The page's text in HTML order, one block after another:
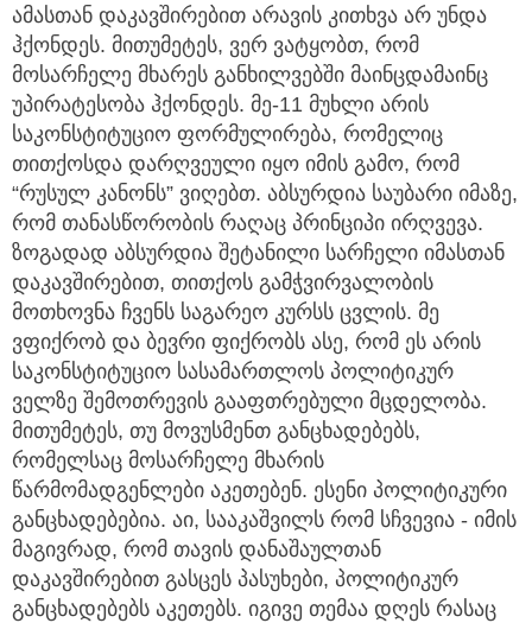
ამასთან დაკავშირებით არავის კითხვა არ უნდა
ჰქონდეს. მითუმეტეს, ვერ ვატყობთ, რომ
მოსარჩელე მხარეს განხილვებში მაინცდამაინც
უპირატესობა ჰქონდეს. მე-11 მუხლი არის
საკონსტიტუციო ფორმულირება, რომელიც
თითქოსდა დარღვეული იყო იმის გამო, რომ
“რუსულ კანონს” ვიღებთ. აბსურდია საუბარი იმაზე,
რომ თანასწორობის რაღაც პრინციპი ირღვევა.
ზოგადად აბსურდია შეტანილი სარჩელი იმასთან
დაკავშირებით, თითქოს გამჭვირვალობის
მოთხოვნა ჩვენს საგარეო კურსს ცვლის. მე
ვფიქრობ და ბევრი ფიქრობს ასე, რომ ეს არის
საკონსტიტუციო სასამართლოს პოლიტიკურ
ველზე შემოთრევის გააფთრებული მცდელობა.
მითუმეტეს, თუ მოვუსმენთ განცხადებებს,
რომელსაც მოსარჩელე მხარის
წარმომადგენლები აკეთებენ. ესენი პოლიტიკური
განცხადებებია. აი, სააკაშვილს რომ სჩვევია - იმის
მაგივრად, რომ თავის დანაშაულთან
დაკავშირებით გასცეს პასუხები, პოლიტიკურ
განცხადებებს აკეთებს. იგივე თემაა დღეს რასაც